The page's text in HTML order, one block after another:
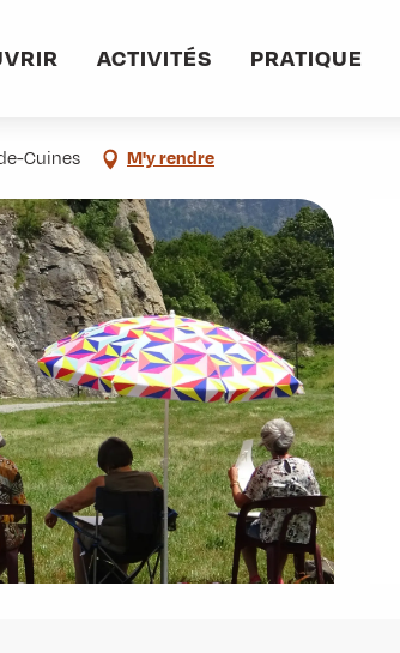
ACTIVITÉS PRATIQUE
Cuines M'y rendre